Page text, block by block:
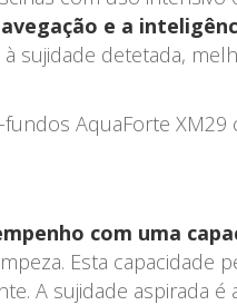
e a
sujidade detetada,
com uma
Esta
A sujidade aspirada é